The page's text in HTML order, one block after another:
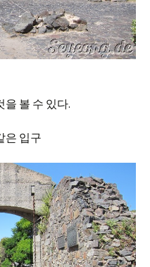
을 볼 수 있다.
은 입구